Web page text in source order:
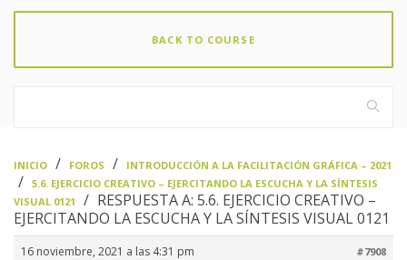
BACK TO COURSE
INICIO FOROS INTRODUCCIÓN A LA FACILITACIÓN GRÁFICA – 2021
5.6. EJERCICIO CREATIVO – EJERCITANDO LA ESCUCHA Y LA SÍNTESIS
VISUAL 0121
RESPUESTA A: 5.6. EJERCICIO CREATIVO –
EJERCITANDO LA ESCUCHA Y LA SÍNTESIS VISUAL 0121
16 noviembre, 2021 a las 4:31 pm #7908